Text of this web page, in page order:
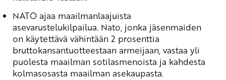
NATO ajaa maailmanlaajuista
asevarustelukilpailua. Nato, jonka jäsenmaiden
on käytettävä vähintään 2 prosenttia
bruttokansantuotteestaan armeijaan, vastaa yli
puolesta maailman sotilasmenoista ja kahdesta
kolmasosasta maailman asekaupasta.